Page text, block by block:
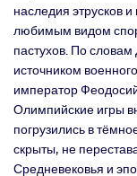
наследия этрусков
любимым видом
пастухов. По
источником
император
Олимпийские игры
погрузились в
скрыты, не
Средневековья и